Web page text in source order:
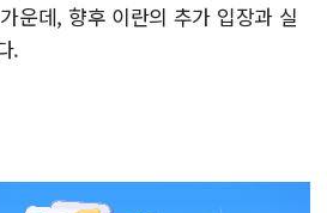
운데, 향후 이란의 추가 입장과 실
.